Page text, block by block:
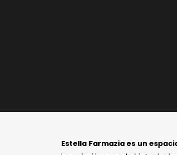
Estella Farmazia es un